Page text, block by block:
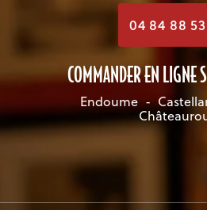
04 84 88
COMMANDER EN LIGNE
Endoume -